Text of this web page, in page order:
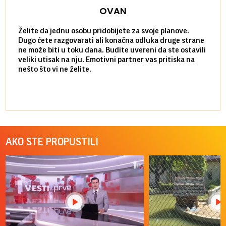
OVAN
Želite da jednu osobu pridobijete za svoje planove.
Dugo ćete razgovarati ali konačna odluka druge strane
ne može biti u toku dana. Budite uvereni da ste ostavili
veliki utisak na nju. Emotivni partner vas pritiska na
nešto što vi ne želite.
AKO STE PROPUSTILI